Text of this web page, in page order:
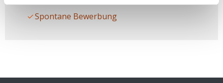
Spontane Bewerbung